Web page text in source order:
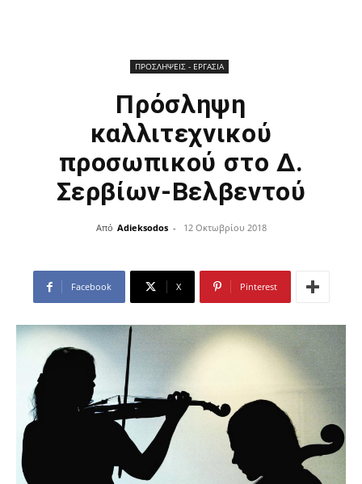
ΠΡΟΣΛΗΨΕΙΣ - ΕΡΓΑΣΙΑ
Πρόσληψη
καλλιτεχνικού
προσωπικού στο Δ.
Σερβίων-Βελβεντού
Από Adieksodos - 12 Οκτωβρίου 2018
Facebook X Pinterest